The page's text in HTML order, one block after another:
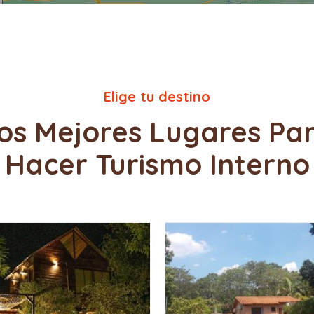
Elige tu destino
Mejores Lugares
Hacer Turismo Interno